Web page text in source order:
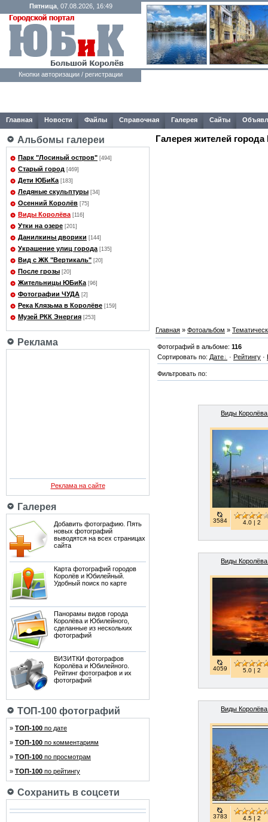
Пятница, 07.08.2026, 16:49
Кнопки авторизации / регистрации
Главная Новости Файлы Справочная Галерея Сайты
Альбомы галереи
Парк "Лосиный остров" [494]
Старый город [469]
Дети ЮБиКа [183]
Ледяные скульптуры [34]
Осенний Королёв [75]
Виды Королёва [116]
Утки на озере [201]
Данилкины дворики [144]
Украшение улиц города [135]
Вид с ЖК "Вертикаль" [20]
После грозы [20]
Жительницы ЮБиКа [96]
Фотографии ЧУДА [2]
Река Клязьма в Королёве [159]
Музей РКК Энергия [253]
Реклама
Реклама на сайте
Галерея
Добавить фотографию. Пять
новых фотографий
выводятся на всех страницах
сайта
Карта фотографий городов
Королёв и Юбилейный.
Удобный поиск по карте
Панорамы видов города
Королёва и Юбилейного,
сделанные из нескольких
фотографий
ВИЗИТКИ фотографов
Королёва и Юбилейного.
Рейтинг фотографов и их
фотографий
ТОП-100 фотографий
» ТОП-100 по дате
» ТОП-100 по комментариям
» ТОП-100 по просмотрам
» ТОП-100 по рейтингу
Сохранить в соцсети
Галерея жителей города
Главная » Фотоальбом »
Фотографий в альбоме: 116
Сортировать по: Дате · Рейтингу ·
Фильтровать по:
Виды
3584 4.0 | 2
Виды
4059 5.0 | 2
Виды
3783 4.5 | 2